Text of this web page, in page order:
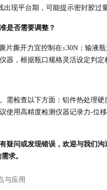
现平台期，可能提示密封胶过
是否需要调整？
撕开力宜控制在≤30N；输液
器，根据瓶口规格灵活设定判定
需检查以下方面：铝件热处理
使用高精度检测仪器记录力-位
疑问或发现错误，欢迎与我们
求。
与应用